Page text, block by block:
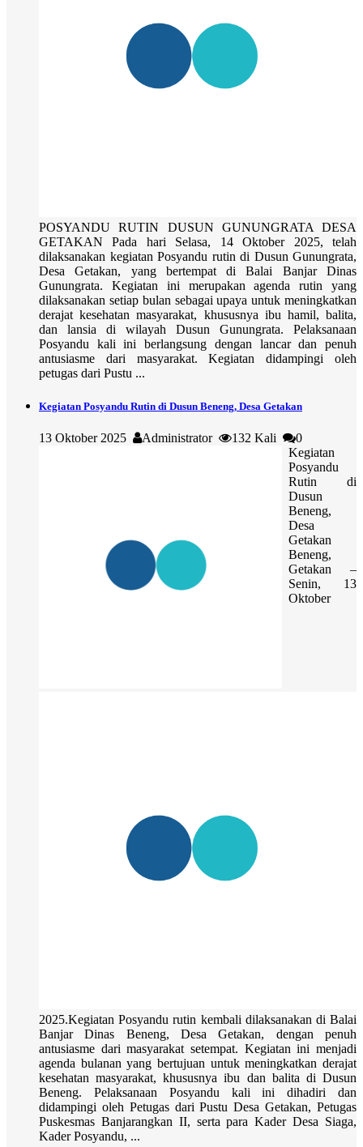
POSYANDU RUTIN DUSUN GUNUNGRATA DESA
GETAKAN Pada hari Selasa, 14 Oktober 2025, telah
dilaksanakan kegiatan Posyandu rutin di Dusun Gunungrata,
Desa Getakan, yang bertempat di Balai Banjar Dinas
Gunungrata. Kegiatan ini merupakan agenda rutin yang
dilaksanakan setiap bulan sebagai upaya untuk meningkatkan
derajat kesehatan masyarakat, khususnya ibu hamil, balita,
dan lansia di wilayah Dusun Gunungrata. Pelaksanaan
Posyandu kali ini berlangsung dengan lancar dan penuh
antusiasme dari masyarakat. Kegiatan didampingi oleh
petugas dari Pustu ...
Kegiatan Posyandu Rutin di Dusun Beneng, Desa Getakan
13 Oktober 2025 Administrator 132 Kali
0
Kegiatan
Posyandu
Rutin di
Dusun
Beneng,
Desa
Getakan
Beneng,
Getakan –
Senin, 13
Oktober
2025.Kegiatan Posyandu rutin kembali dilaksanakan di Balai
Banjar Dinas Beneng, Desa Getakan, dengan penuh
antusiasme dari masyarakat setempat. Kegiatan ini menjadi
agenda bulanan yang bertujuan untuk meningkatkan derajat
kesehatan masyarakat, khususnya ibu dan balita di Dusun
Beneng. Pelaksanaan Posyandu kali ini dihadiri dan
didampingi oleh Petugas dari Pustu Desa Getakan, Petugas
Puskesmas Banjarangkan II, serta para Kader Desa Siaga,
Kader Posyandu, ...